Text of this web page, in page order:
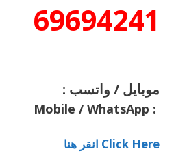
69694241
موبايل / واتسب :
:
Mobile / WhatsApp
Click Here انقر هنا